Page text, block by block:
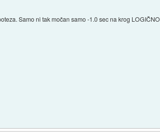
Samo ni tak močan samo -1.0 sec na krog LOGIČNO